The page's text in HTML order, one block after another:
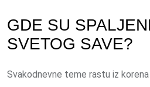
GDE SU
SVETOG SAVE?
Svakodnevne teme rastu iz